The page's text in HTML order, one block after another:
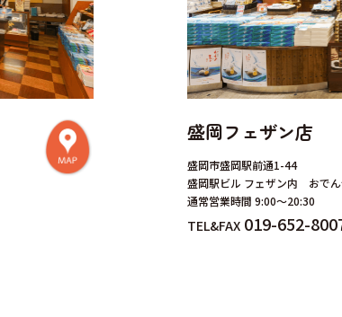
盛岡フェザン店
盛岡市盛岡駅前通1-44
盛岡駅ビル フェザン内 おで
通常営業時間 9:00～20:30
TEL&FAX019-652-